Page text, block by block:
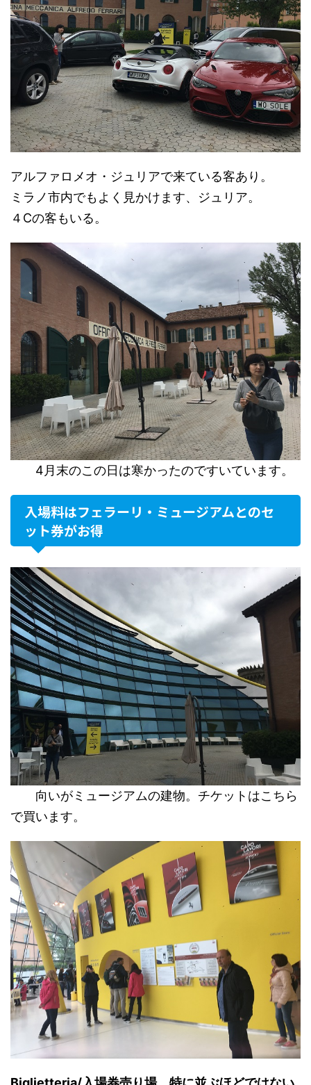
アルファロメオ・ジュリアで来ている客あり。
ミラノ市内でもよく見かけます、ジュリア。
４Cの客もいる。
4月末のこの日は寒かったのですいています。
入場料はフェラーリ・ミュージアムとのセ
ット券がお得
向いがミュージアムの建物。チケットはこちら
で買います。